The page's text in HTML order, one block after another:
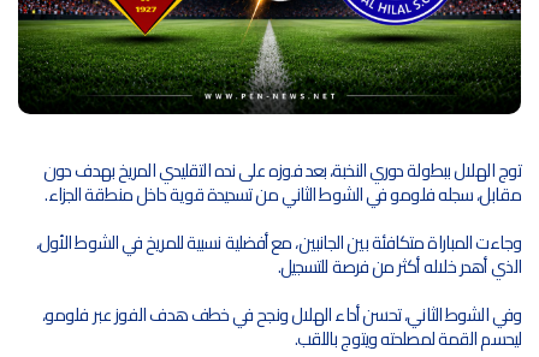
توج الهلال ببطولة دوري النخبة، بعد فوزه على نده التقليدي المريخ بهدف دون
مقابل، سجله فلومو في الشوط الثاني من تسديدة قوية داخل منطقة الجزاء.
وجاءت المباراة متكافئة بين الجانبين، مع أفضلية نسبية للمريخ في الشوط الأول،
الذي أهدر خلاله أكثر من فرصة للتسجيل.
وفي الشوط الثاني، تحسن أداء الهلال ونجح في خطف هدف الفوز عبر فلومو،
ليحسم القمة لمصلحته ويتوج باللقب.